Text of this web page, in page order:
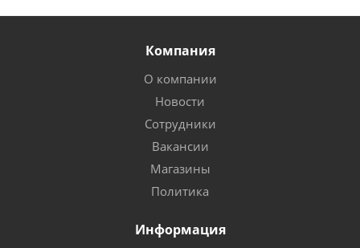
Компания
О компании
Новости
Сотрудники
Вакансии
Магазины
Политика
Информация